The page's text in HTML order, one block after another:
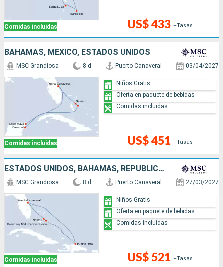
Comidas incluidas US$ 433 +Tasas
BAHAMAS, MÉXICO, ESTADOS UNIDOS
Comidas incluidas
MSC Grandiosa 8 d Puerto Canaveral 03/04/2027
US$ 451 +Tasas
Niños Gratis
Oferta en paquete de bebidas
Comidas incluidas
ESTADOS UNIDOS, BAHAMAS, REPÚBLICA DOMINICANA
Comidas incluidas
MSC Grandiosa 8 d Puerto Canaveral 27/03/2027
US$ 521 +Tasas
Niños Gratis
Oferta en paquete de bebidas
Comidas incluidas